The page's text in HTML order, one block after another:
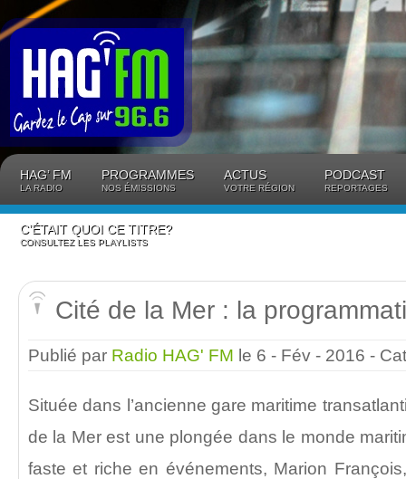
HAG’ FM
LA RADIO
PROGRAMMES
NOS ÉMISSIONS
ACTUS
VOTRE RÉGION
PODCAST
REPORTAGES
C’ÉTAIT QUOI CE TITRE?
CONSULTEZ LES PLAYLISTS
Cité de la Mer : la
Publié par Radio HAG' FM le 6 - Fév - 2016 -
Située dans l’ancienne gare maritime
de la Mer est une plongée dans le monde
faste et riche en événements, Marion
Panneau de gestion des cookies